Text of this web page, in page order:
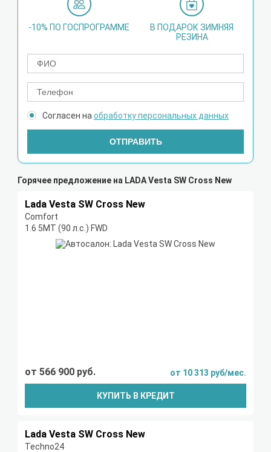
-10% ПО ГОСПРОГРАММЕ
В ПОДАРОК ЗИМНЯЯ
РЕЗИНА
Согласен на обработку персональных данных
ОТПРАВИТЬ
Горячее предложение на LADA Vesta SW Cross New
Lada Vesta SW Cross New
Comfort
1.6 5MT (90 л.с.) FWD
от 566 900 руб. от 10 313 руб/мес.
КУПИТЬ В КРЕДИТ
Lada Vesta SW Cross New
Techno24